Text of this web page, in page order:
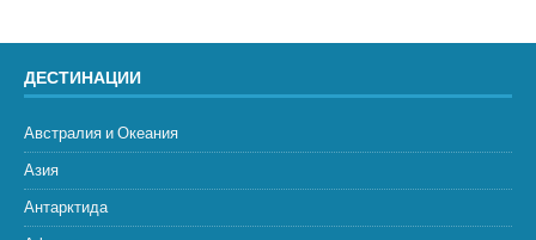
ДЕСТИНАЦИИ
Австралия и Океания
Азия
Антарктида